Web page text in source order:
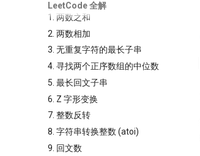
LeetCode 全解
1. 两数之和
2. 两数相加
3. 无重复字符的最长子串
4. 寻找两个正序数组的中位数
5. 最长回文子串
6. Z 字形变换
7. 整数反转
8. 字符串转换整数 (atoi)
9. 回文数